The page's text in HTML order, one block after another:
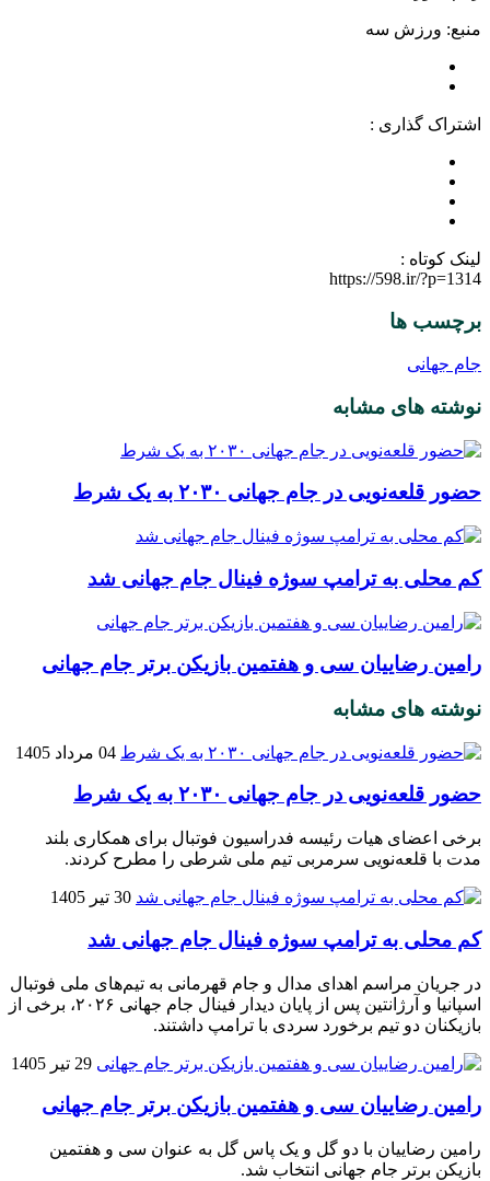
منبع: ورزش سه
اشتراک گذاری :
لینک کوتاه :
https://598.ir/?p=1314
برچسب ها
جام جهانی
نوشته های مشابه
حضور قلعه‌نویی در جام جهانی ۲۰۳۰ به یک شرط
کم محلی به ترامپ سوژه فینال جام جهانی شد
رامین رضاییان سی‌ و هفتمین بازیکن برتر جام جهانی
نوشته های مشابه
04 مرداد 1405
حضور قلعه‌نویی در جام جهانی ۲۰۳۰ به یک شرط
برخی اعضای هیات رئیسه فدراسیون فوتبال برای همکاری بلند
مدت با قلعه‌نویی سرمربی تیم ملی شرطی را مطرح کردند.
30 تیر 1405
کم محلی به ترامپ سوژه فینال جام جهانی شد
در جریان مراسم اهدای مدال و جام قهرمانی به تیم‌های ملی فوتبال
اسپانیا و آرژانتین پس از پایان دیدار فینال جام جهانی ۲۰۲۶، برخی از
بازیکنان دو تیم برخورد سردی با ترامپ داشتند.
29 تیر 1405
رامین رضاییان سی‌ و هفتمین بازیکن برتر جام جهانی
رامین رضاییان با دو گل و یک پاس گل به عنوان سی‌ و هفتمین
بازیکن برتر جام جهانی انتخاب شد.